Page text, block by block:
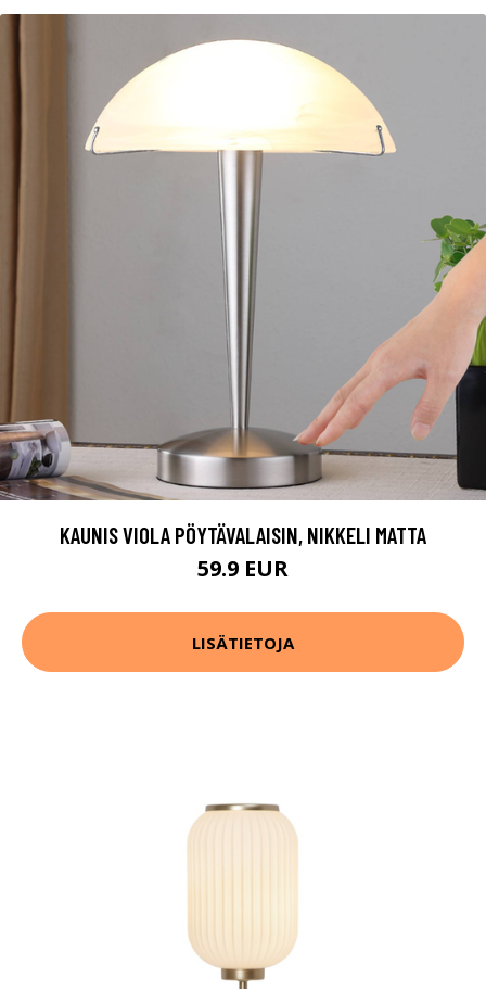
KAUNIS VIOLA PÖYTÄVALAISIN, NIKKELI MATTA
59.9 EUR
LISÄTIETOJA